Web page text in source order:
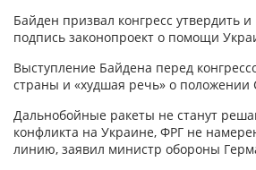
Байден призвал конгресс утвердить
подпись законопроект о помощи
Выступление Байдена перед
страны и «худшая речь» о
Дальнобойные ракеты не станут
конфликта на Украине, ФРГ не
линию, заявил министр обороны